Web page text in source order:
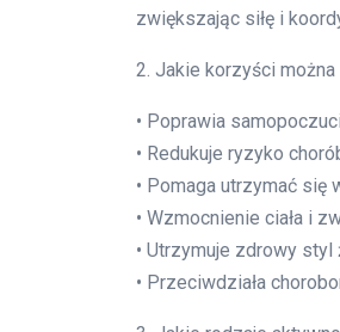
zwiększając siłę i
2. Jakie korzyści
• Poprawia
• Redukuje ryzyko
• Pomaga utrzymać
• Wzmocnienie ciała i
• Utrzymuje zdrowy styl
• Przeciwdziała